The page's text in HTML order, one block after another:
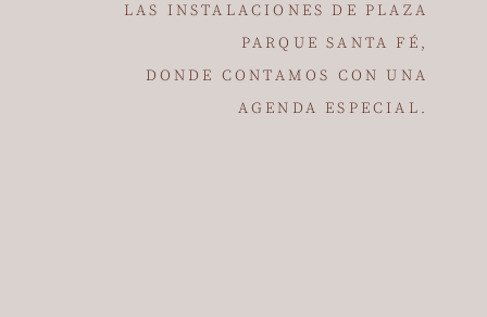
LAS INSTALACIONES DE PLAZA
PARQUE SANTA FÉ,
DONDE CONTAMOS CON UNA
AGENDA ESPECIAL.